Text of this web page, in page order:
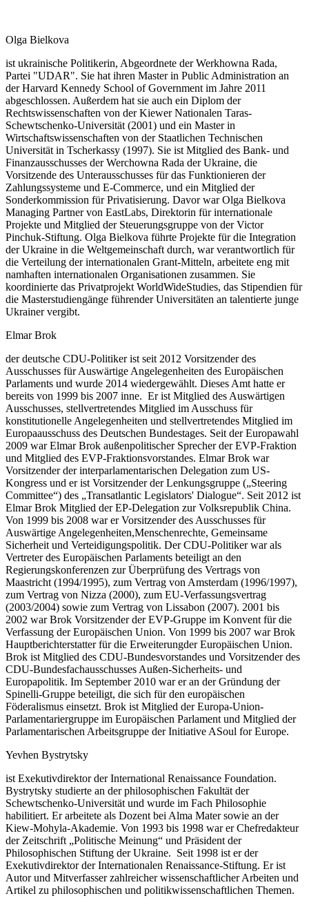
Olga Bielkova
ist ukrainische Politikerin, Abgeordnete der Werkhowna Rada,
Partei "UDAR". Sie hat ihren Master in Public Administration an
der Harvard Kennedy School of Government im Jahre 2011
abgeschlossen. Außerdem hat sie auch ein Diplom der
Rechtswissenschaften von der Kiewer Nationalen Taras-
Schewtschenko-Universität (2001) und ein Master in
Wirtschaftswissenschaften von der Staatlichen Technischen
Universität in Tscherkassy (1997). Sie ist Mitglied des Bank- und
Finanzausschusses der Werchowna Rada der Ukraine, die
Vorsitzende des Unterausschusses für das Funktionieren der
Zahlungssysteme und E-Commerce, und ein Mitglied der
Sonderkommission für Privatisierung. Davor war Olga Bielkova
Managing Partner von EastLabs, Direktorin für internationale
Projekte und Mitglied der Steuerungsgruppe von der Victor
Pinchuk-Stiftung. Olga Bielkova führte Projekte für die Integration
der Ukraine in die Weltgemeinschaft durch, war verantwortlich für
die Verteilung der internationalen Grant-Mitteln, arbeitete eng mit
namhaften internationalen Organisationen zusammen. Sie
koordinierte das Privatprojekt WorldWideStudies, das Stipendien für
die Masterstudiengänge führender Universitäten an talentierte junge
Ukrainer vergibt.
Elmar Brok
der deutsche CDU-Politiker ist seit 2012 Vorsitzender des
Ausschusses für Auswärtige Angelegenheiten des Europäischen
Parlaments und wurde 2014 wiedergewählt. Dieses Amt hatte er
bereits von 1999 bis 2007 inne. Er ist Mitglied des Auswärtigen
Ausschusses, stellvertretendes Mitglied im Ausschuss für
konstitutionelle Angelegenheiten und stellvertretendes Mitglied im
Europaausschuss des Deutschen Bundestages. Seit der Europawahl
2009 war Elmar Brok außenpolitischer Sprecher der EVP-Fraktion
und Mitglied des EVP-Fraktionsvorstandes. Elmar Brok war
Vorsitzender der interparlamentarischen Delegation zum US-
Kongress und er ist Vorsitzender der Lenkungsgruppe („Steering
Committee“) des „Transatlantic Legislators' Dialogue“. Seit 2012 ist
Elmar Brok Mitglied der EP-Delegation zur Volksrepublik China.
Von 1999 bis 2008 war er Vorsitzender des Ausschusses für
Auswärtige Angelegenheiten,Menschenrechte, Gemeinsame
Sicherheit und Verteidigungspolitik. Der CDU-Politiker war als
Vertreter des Europäischen Parlaments beteiligt an den
Regierungskonferenzen zur Überprüfung des Vertrags von
Maastricht (1994/1995), zum Vertrag von Amsterdam (1996/1997),
zum Vertrag von Nizza (2000), zum EU-Verfassungsvertrag
(2003/2004) sowie zum Vertrag von Lissabon (2007). 2001 bis
2002 war Brok Vorsitzender der EVP-Gruppe im Konvent für die
Verfassung der Europäischen Union. Von 1999 bis 2007 war Brok
Hauptberichterstatter für die Erweiterungder Europäischen Union.
Brok ist Mitglied des CDU-Bundesvorstandes und Vorsitzender des
CDU-Bundesfachausschusses Außen-Sicherheits- und
Europapolitik. Im September 2010 war er an der Gründung der
Spinelli-Gruppe beteiligt, die sich für den europäischen
Föderalismus einsetzt. Brok ist Mitglied der Europa-Union-
Parlamentariergruppe im Europäischen Parlament und Mitglied der
Parlamentarischen Arbeitsgruppe der Initiative ASoul for Europe.
Yevhen Bystrytsky
ist Exekutivdirektor der International Renaissance Foundation.
Bystrytsky studierte an der philosophischen Fakultät der
Schewtschenko-Universität und wurde im Fach Philosophie
habilitiert. Er arbeitete als Dozent bei Alma Mater sowie an der
Kiew-Mohyla-Akademie. Von 1993 bis 1998 war er Chefredakteur
der Zeitschrift „Politische Meinung“ und Präsident der
Philosophischen Stiftung der Ukraine. Seit 1998 ist er der
Exekutivdirektor der Internationalen Renaissance-Stiftung. Er ist
Autor und Mitverfasser zahlreicher wissenschaftlicher Arbeiten und
Artikel zu philosophischen und politikwissenschaftlichen Themen.